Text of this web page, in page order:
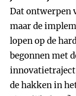
Dat ontwerpen
maar de
lopen op de
begonnen met
de hakken in